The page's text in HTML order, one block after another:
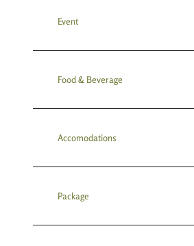
Event
Food & Beverage
Accomodations
Package